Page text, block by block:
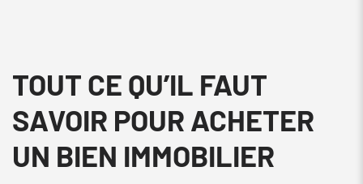
TOUT CE QU’IL FAUT
SAVOIR POUR ACHETER
UN BIEN IMMOBILIER